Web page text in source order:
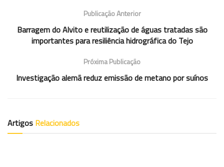
Publicação Anterior
Barragem do Alvito e reutilização de águas tratadas são
importantes para resiliência hidrográfica do Tejo
Próxima Publicação
Investigação alemã reduz emissão de metano por suínos
Artigos Relacionados